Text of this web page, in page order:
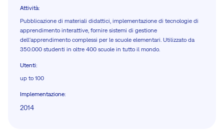
Attività:
Pubblicazione di materiali didattici, implementazione di tecnologie di
apprendimento interattive, fornire sistemi di gestione
dell'apprendimento complessi per le scuole elementari. Utilizzato da
350.000 studenti in oltre 400 scuole in tutto il mondo.
Utenti:
up to 100
Implementazione:
2014